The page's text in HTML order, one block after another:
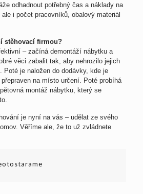
odhadnout potřebný čas a náklady na
i počet pracovníků, obalový materiál
stěhovací firmou?
– začíná demontáží nábytku a
věci zabalit tak, aby nehrozilo jejich
Poté je naložen do dodávky, kde je
na místo určení. Poté probíhá
montáž nábytku, který se
je nyní na vás – udělat ze svého
Věříme ale, že to už zvládnete